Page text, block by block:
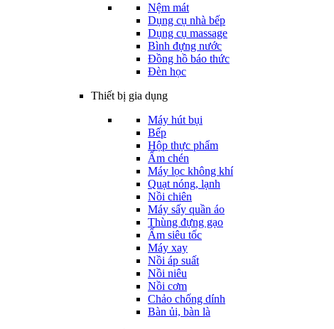
Nệm mát
Dụng cụ nhà bếp
Dụng cụ massage
Bình đựng nước
Đồng hồ báo thức
Đèn học
Thiết bị gia dụng
Máy hút bụi
Bếp
Hộp thực phẩm
Ấm chén
Máy lọc không khí
Quạt nóng, lạnh
Nồi chiên
Máy sấy quần áo
Thùng đựng gạo
Ấm siêu tốc
Máy xay
Nồi áp suất
Nồi niêu
Nồi cơm
Chảo chống dính
Bàn ủi, bàn là